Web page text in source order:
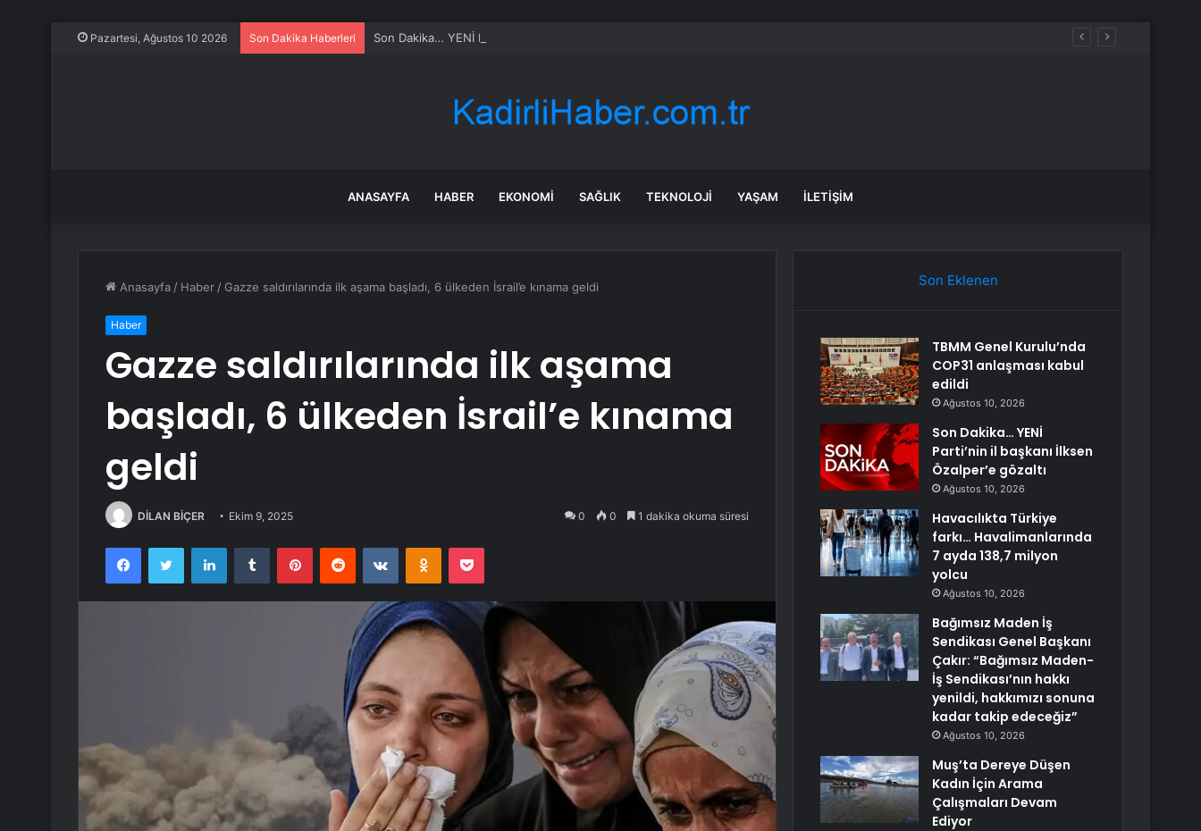
Pazartesi, Ağustos 10 2026 Son Dakika Haberleri Son Dakika… YENİ Parti’nin il başkanı İlksen Özalper’e gözaltı
ANASAYFA HABER EKONOMI SAĞLIK TEKNOLOJI YAŞAM İLETIŞIM
Anasayfa / Haber / Gazze saldırılarında ilk aşama başladı, 6 ülkeden İsrail’e kınama geldi
Haber
Gazze saldırılarında ilk aşama
başladı, 6 ülkeden İsrail’e kınama
geldi
DİLAN BİÇER Ekim 9, 2025 0 0 1 dakika okuma süresi
FacebookTwitter LinkedInTumblr PinterestReddit VKontakteOdnoklassniki
Pocket
Son Eklenen
TBMM Genel Kurulu’nda
COP31 anlaşması kabul
edildi
Ağustos 10, 2026
Son Dakika… YENİ
Parti’nin il başkanı İlksen
Özalper’e gözaltı
Ağustos 10, 2026
Havacılıkta Türkiye
farkı… Havalimanlarında
7 ayda 138,7 milyon
yolcu
Ağustos 10, 2026
Bağımsız Maden İş
Sendikası Genel Başkanı
Çakır: “Bağımsız Maden-
İş Sendikası’nın hakkı
yenildi, hakkımızı sonuna
kadar takip edeceğiz”
Ağustos 10, 2026
Muş’ta Dereye Düşen
Kadın İçin Arama
Çalışmaları Devam
Ediyor